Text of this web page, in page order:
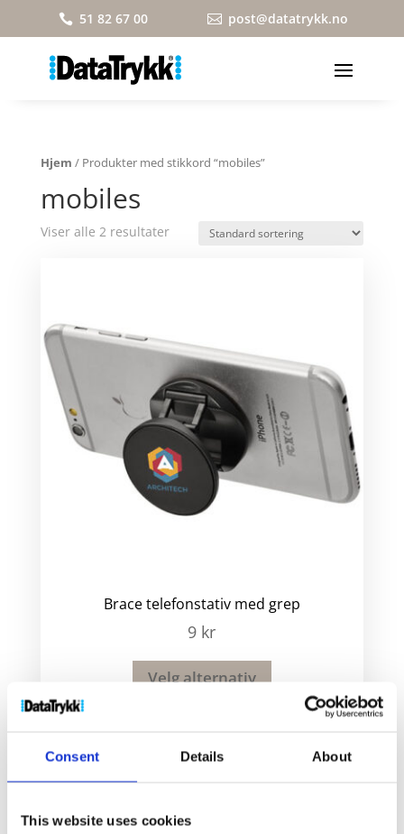
Consent Details About
This website uses cookies
 51 82 67 00  post@datatrykk.no
Hjem / Produkter med stikkord “mobiles”
mobiles
Viser alle 2 resultater
Brace telefonstativ med grep
9 kr
Velg alternativ